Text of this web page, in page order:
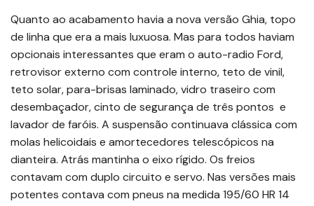
Quanto ao acabamento havia a nova versão Ghia, topo
de linha que era a mais luxuosa. Mas para todos haviam
opcionais interessantes que eram o auto-radio Ford,
retrovisor externo com controle interno, teto de vinil,
teto solar, para-brisas laminado, vidro traseiro com
desembaçador, cinto de segurança de três pontos e
lavador de faróis. A suspensão continuava clássica com
molas helicoidais e amortecedores telescópicos na
dianteira. Atrás mantinha o eixo rígido. Os freios
contavam com duplo circuito e servo. Nas versões mais
potentes contava com pneus na medida 195/60 HR 14